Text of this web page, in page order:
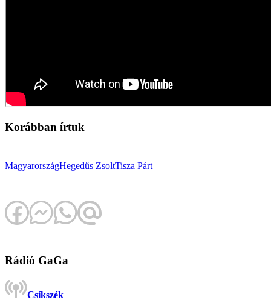
Korábban írtuk
MagyarországHegedűs ZsoltTisza Párt
Rádió GaGa
Csíkszék